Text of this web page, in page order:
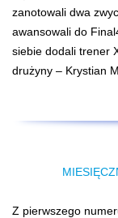
zanotowali dwa
awansowali do
siebie dodali trener
drużyny – Krystian
Z pierwszego